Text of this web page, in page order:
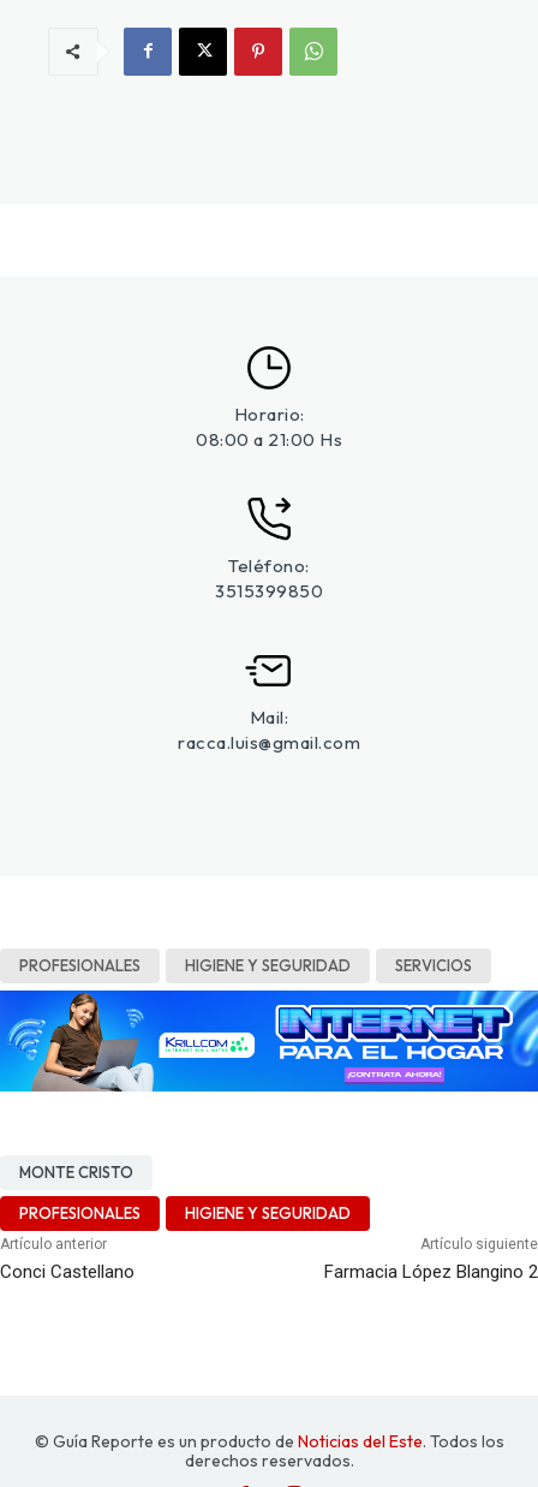
Horario:
08:00 a 21:00 Hs
Teléfono:
3515399850
Mail:
racca.luis@gmail.com
PROFESIONALES HIGIENE Y SEGURIDAD SERVICIOS
MONTE CRISTO
PROFESIONALES HIGIENE Y SEGURIDAD
Artículo anterior
Conci Castellano
Artículo siguiente
Farmacia López Blangino 2
© Guía Reporte es un producto de Noticias del Este. Todos los
derechos reservados.